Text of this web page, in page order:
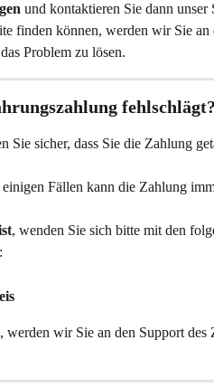
und kontaktieren Sie dann unser
finden können, werden wir Sie
Problem zu lösen.
fehlschlägt?
Sie sicher, dass Sie die Zahlung
Fällen kann die Zahlung
, wenden Sie sich bitte mit den
wir Sie an den Support des